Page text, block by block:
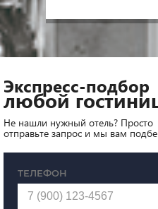
Экспресс-подбор
любой
Не нашли нужный отель? Просто
отправьте запрос и мы вам
ТЕЛЕФОН